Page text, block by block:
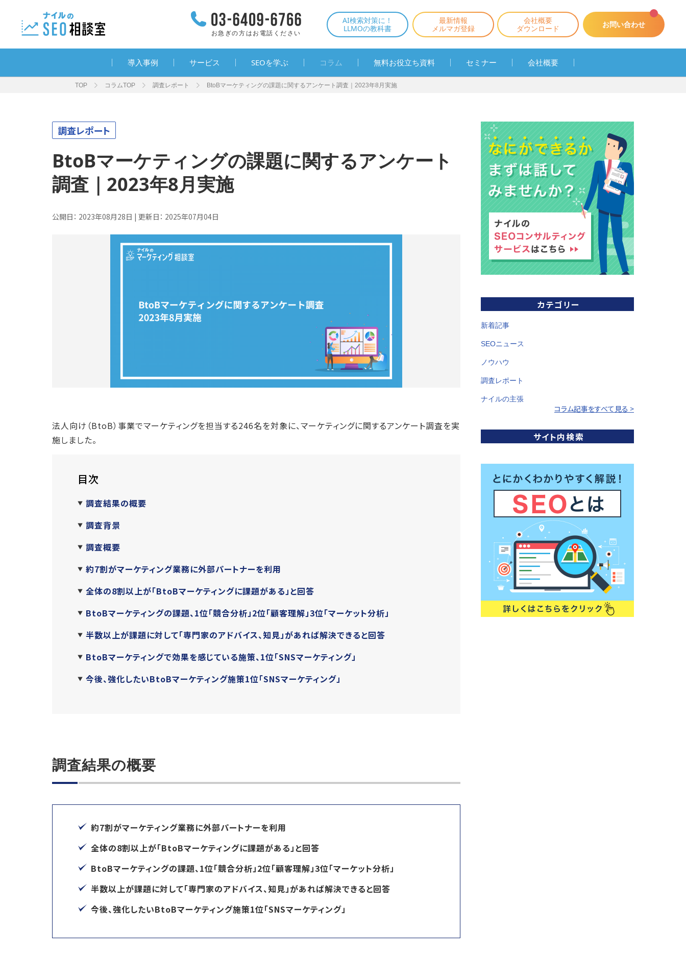
お急ぎの方はお電話ください
AI検索対策に！
LLMOの教科書
最新情報
メルマガ登録
会社概要
ダウンロード
お問い合わせ
導入事例 サービス SEOを学ぶ コラム 無料お役立ち資料 セミナー 会社概要
TOP コラムTOP 調査レポート BtoBマーケティングの課題に関するアンケート調査｜2023年8月実施
調査レポート
BtoBマーケティングの課題に関するアンケート
調査｜2023年8月実施
公開日： 2023年08月28日 | 更新日： 2025年07月04日
法人向け（BtoB）事業でマーケティングを担当する246名を対象に、マーケティングに関するアンケート調査を実
施しました。
目次
調査結果の概要
調査背景
調査概要
約7割がマーケティング業務に外部パートナーを利用
全体の8割以上が「BtoBマーケティングに課題がある」と回答
BtoBマーケティングの課題、1位「競合分析」2位「顧客理解」3位「マーケット分析」
半数以上が課題に対して「専門家のアドバイス、知見」があれば解決できると回答
BtoBマーケティングで効果を感じている施策、1位「SNSマーケティング」
今後、強化したいBtoBマーケティング施策1位「SNSマーケティング」
調査結果の概要
約7割がマーケティング業務に外部パートナーを利用
全体の8割以上が「BtoBマーケティングに課題がある」と回答
BtoBマーケティングの課題、1位「競合分析」2位「顧客理解」3位「マーケット分析」
半数以上が課題に対して「専門家のアドバイス、知見」があれば解決できると回答
今後、強化したいBtoBマーケティング施策1位「SNSマーケティング」
カテゴリー
新着記事
SEOニュース
ノウハウ
調査レポート
ナイルの主張
コラム記事をすべて見る >
サイト内検索